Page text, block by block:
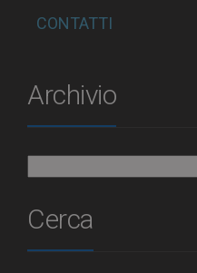
CONTATTI
Archivio
Cerca